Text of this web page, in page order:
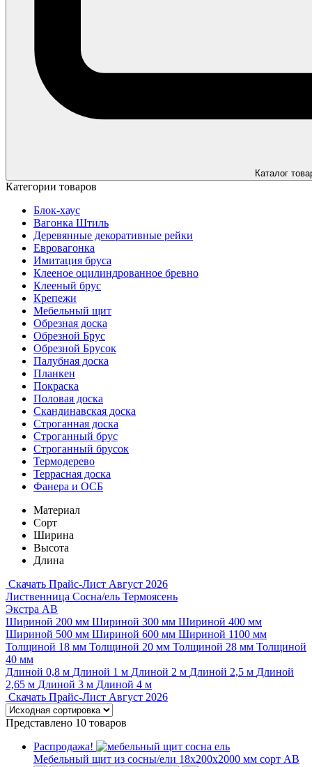
Каталог
Категории товаров
Блок-хаус
Вагонка Штиль
Деревянные декоративные рейки
Евровагонка
Имитация бруса
Клееное оцилиндрованное бревно
Клееный брус
Крепежи
Мебельный щит
Обрезная доска
Обрезной Брус
Обрезной Брусок
Палубная доска
Планкен
Покраска
Половая доска
Скандинавская доска
Строганная доска
Строганный брус
Строганный брусок
Термодерево
Террасная доска
Фанера и ОСБ
Материал
Сорт
Ширина
Высота
Длина
Скачать Прайс-Лист Август 2026
Лиственница Сосна/ель Термоясень
Экстра АВ
Шириной 200 мм Шириной 300 мм Шириной 400 мм
Шириной 500 мм Шириной 600 мм Шириной 1100 мм
Толщиной 18 мм Толщиной 20 мм Толщиной 28 мм Толщиной
40 мм
Длиной 0,8 м Длиной 1 м Длиной 2 м Длиной 2,5 м Длиной
2,65 м Длиной 3 м Длиной 4 м
Скачать Прайс-Лист Август 2026
Представлено 10 товаров
Распродажа!
Мебельный щит из сосны/ели 18х200х2000 мм сорт АВ